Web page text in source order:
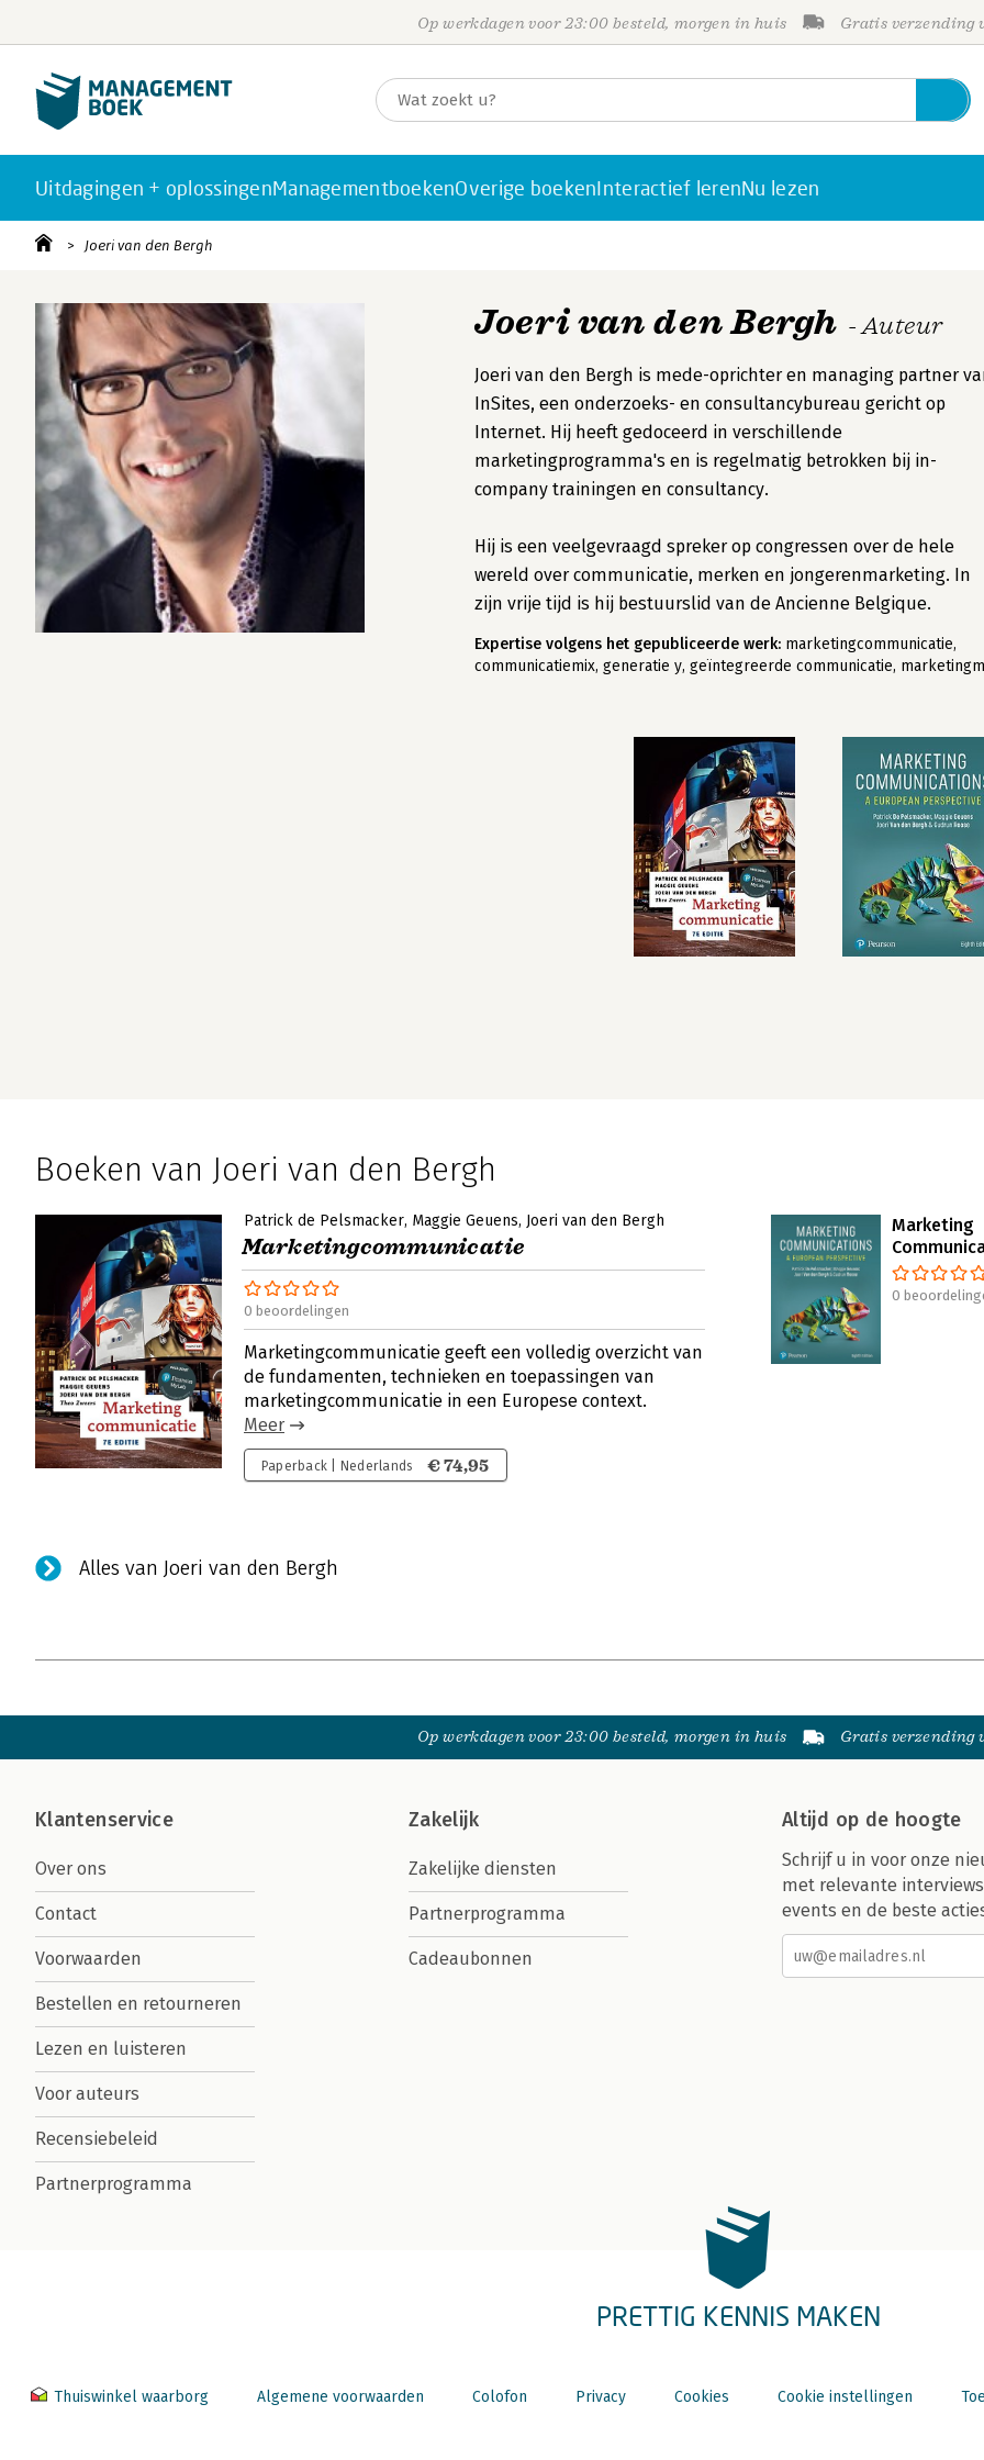
Op werkdagen voor 23:00 besteld, morgen in huis Gratis verzending
Uitdagingen + oplossingenManagementboekenOverige boekenInteractief lerenNu lezen
Joeri van den Bergh
Joeri van den Bergh - Auteur
Joeri van den Bergh is mede-oprichter en managing partner
InSites, een onderzoeks- en consultancybureau gericht op
Internet. Hij heeft gedoceerd in verschillende
marketingprogramma's en is regelmatig betrokken bij in-
company trainingen en consultancy.
Hij is een veelgevraagd spreker op congressen over de hele
wereld over communicatie, merken en jongerenmarketing. In
zijn vrije tijd is hij bestuurslid van de Ancienne Belgique.
Expertise volgens het gepubliceerde werk: marketingcommunicatie,
communicatiemix, generatie y, geïntegreerde communicatie,
Boeken van Joeri van den Bergh
Patrick de Pelsmacker Maggie Geuens Joeri van den Bergh
Marketingcommunicatie
0 beoordelingen
Marketingcommunicatie geeft een volledig overzicht van
de fundamenten, technieken en toepassingen van
marketingcommunicatie in een Europese context.
Meer
Paperback | Nederlands € 74,95
Marketing
0
Alles van Joeri van den Bergh
Op werkdagen voor 23:00 besteld, morgen in huis Gratis verzending
Klantenservice
Over ons
Contact
Voorwaarden
Bestellen en retourneren
Lezen en luisteren
Voor auteurs
Recensiebeleid
Partnerprogramma
Zakelijk
Zakelijke diensten
Partnerprogramma
Cadeaubonnen
Altijd op de hoogte
Schrijf u in voor onze
met relevante
events en de beste
PRETTIG KENNIS MAKEN
Thuiswinkel waarborg Algemene voorwaarden Colofon Privacy Cookies Cookie instellingen